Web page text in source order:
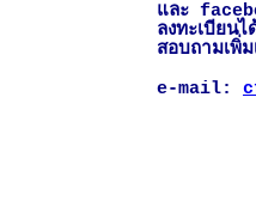
และ
ลงทะเบียนไ
สอบถามเพิ่
e-mail: